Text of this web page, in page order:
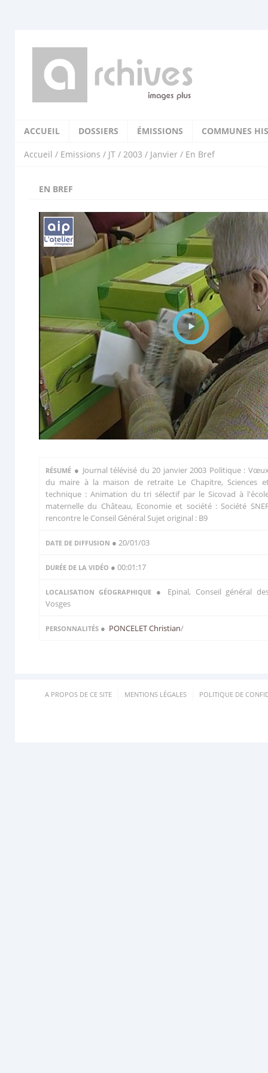
ACCUEIL DOSSIERS ÉMISSIONS COMMUNES
Accueil / Emissions / JT / 2003 / Janvier / En Bref
EN BREF
RÉSUMÉ ● Journal télévisé du 20 janvier 2003 Politique :
du maire à la maison de retraite Le Chapitre, Sciences
technique : Animation du tri sélectif par le Sicovad à
maternelle du Château, Economie et société : Société
rencontre le Conseil Général Sujet original : B9
DATE DE DIFFUSION ● 20/01/03
DURÉE DE LA VIDÉO ● 00:01:17
LOCALISATION GÉOGRAPHIQUE ● Epinal, Conseil général
Vosges
PERSONNALITÉS ● PONCELET Christian/
A PROPOS DE CE SITE MENTIONS LÉGALES POLITIQUE DE